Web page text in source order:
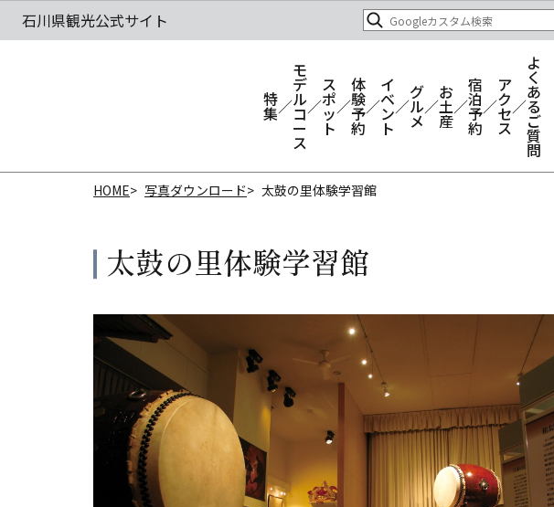
特
集
モ
デ
ル
コ
ー
ス
ス
ポ
ッ
ト
体
験
予
約
イ
ベ
ン
ト
グ
ル
メ
お
土
産
宿
泊
予
約
ア
ク
セ
ス
よ
く
あ
る
ご
質
問
HOME 写真ダウンロード 太鼓の里体験学習館
太鼓の里体験学習館